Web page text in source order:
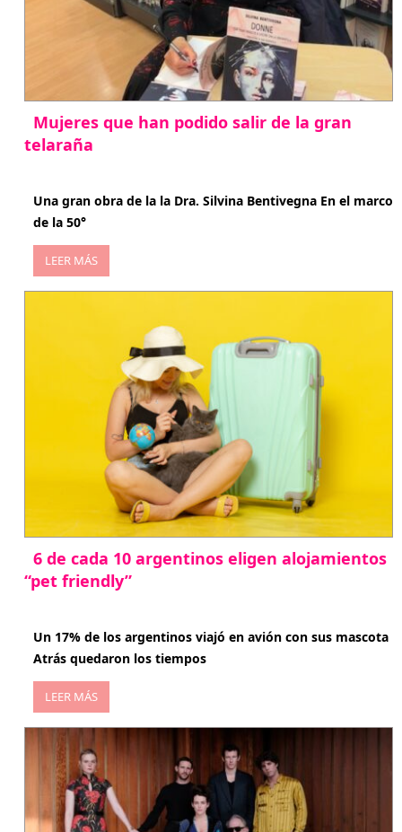
Mujeres que han podido salir de la gran
telaraña
Una gran obra de la la Dra. Silvina Bentivegna En el marco
de la 50°
LEER MÁS
6 de cada 10 argentinos eligen alojamientos
“pet friendly”
Un 17% de los argentinos viajó en avión con sus mascota
Atrás quedaron los tiempos
LEER MÁS